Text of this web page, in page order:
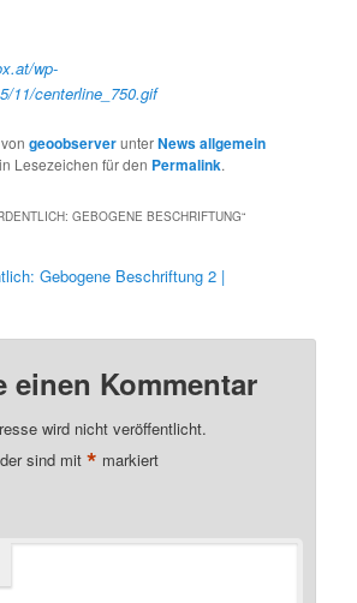
wp-
11/centerline_750.gif
vongeoobserverunterNews allgemein
Lesezeichen für den Permalink.
GEBOGENE BESCHRIFTUNG“
Gebogene Beschriftung 2 |
einen Kommentar
wird nicht veröffentlicht.
sind mit* markiert